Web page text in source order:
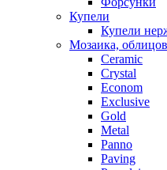
Купели
Купели
Мозаика,
Ceramic
Crystal
Econom
Exclusive
Gold
Metal
Panno
Paving